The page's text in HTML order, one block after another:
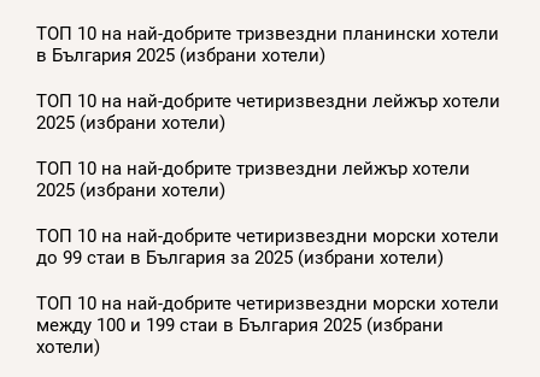
ТОП 10 на най-добрите тризвездни планински хотели
в България 2025 (избрани хотели)
ТОП 10 на най-добрите четиризвездни лейжър хотели
2025 (избрани хотели)
ТОП 10 на най-добрите тризвездни лейжър хотели
2025 (избрани хотели)
ТОП 10 на най-добрите четиризвездни морски хотели
до 99 стаи в България за 2025 (избрани хотели)
ТОП 10 на най-добрите четиризвездни морски хотели
между 100 и 199 стаи в България 2025 (избрани
хотели)